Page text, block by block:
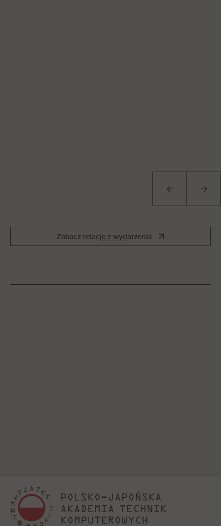
Zobacz relację z wydarzenia